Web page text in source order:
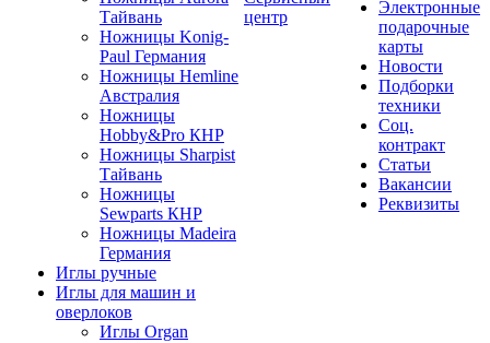
Тайвань
Ножницы Konig-
Paul Германия
Ножницы Hemline
Австралия
Ножницы
Hobby&Pro КНР
Ножницы Sharpist
Тайвань
Ножницы
Sewparts КНР
Ножницы Madeira
Германия
Иглы ручные
Иглы для машин и
оверлоков
Иглы Organ
центр
Электронные
подарочные
карты
Новости
Подборки
техники
Соц.
контракт
Статьи
Вакансии
Реквизиты